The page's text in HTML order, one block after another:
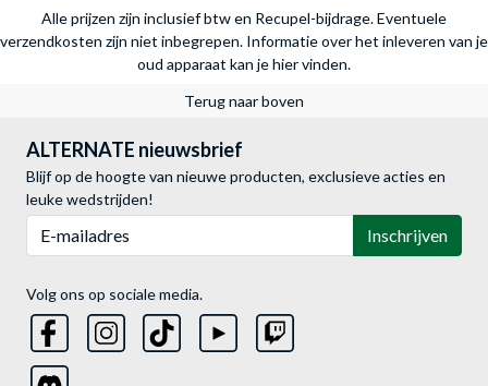
Alle prijzen zijn inclusief btw en Recupel-bijdrage. Eventuele
verzendkosten zijn niet inbegrepen. Informatie over het inleveren van je
oud apparaat kan je hier vinden.
Terug naar boven
ALTERNATE nieuwsbrief
Blijf op de hoogte van nieuwe producten, exclusieve acties en
leuke wedstrijden!
Inschrijven
Volg ons op sociale media.